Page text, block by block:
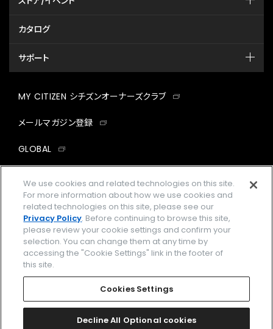
カタログ
サポート
MY CITIZEN シチズンオーナーズクラブ
メールマガジン登録
GLOBAL
facebookinstagramtwitter
企業情報 ご利用規約
プライバシーポリシー Cookies Settings
Amazon PayはAmazon.com, Inc.またはその関連会社の商標です。
We use cookies and related technologies on this site.
For more information about how we use cookies and
related technologies on this site, please see our
Privacy Policy. Before continuing to browse this site,
please review your cookie settings and confirm your
selection. You can change them at any time by
accessing the "Cookie Settings" link in the footer of
this site.
Cookies Settings
Decline All Optional cookies